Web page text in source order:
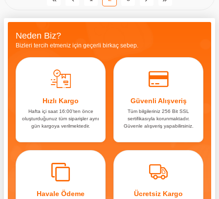
Neden Biz?
Bizleri tercih etmeniz için geçerli birkaç sebep.
Hızlı Kargo
Hafta içi saat 16:00’ten önce
oluşturduğunuz tüm siparişler aynı
gün kargoya verilmektedir.
Güvenli Alışveriş
Tüm bilgileriniz 256 Bit SSL
sertifikasıyla korunmaktadır.
Güvenle alışveriş yapabilirsiniz.
Havale Ödeme Ücretsiz Kargo